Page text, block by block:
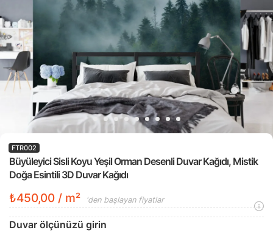
Büyüleyici Sisli Koyu Yeşil Orman Desenli Duvar Kağıdı, Mistik
Doğa Esintili 3D Duvar Kağıdı
FTR002
₺450,00 / m² 'den başlayan fiyatlar
Duvar ölçünüzü girin